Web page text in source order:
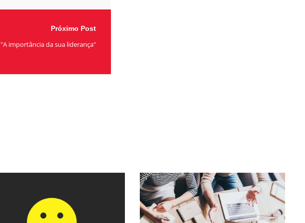
Próximo Post
"A importância da sua liderança"